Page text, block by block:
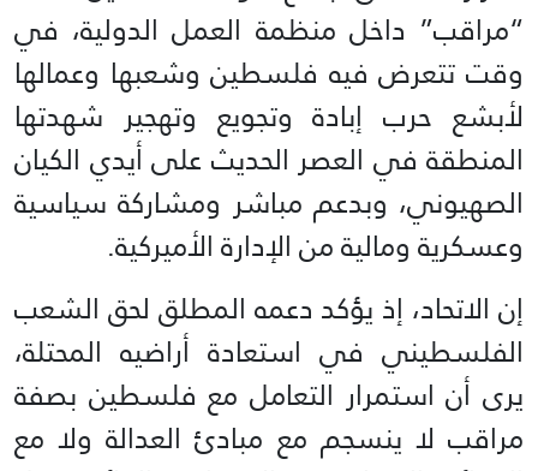
“مراقب” داخل منظمة العمل الدولية، في
وقت تتعرض فيه فلسطين وشعبها وعمالها
لأبشع حرب إبادة وتجويع وتهجير شهدتها
المنطقة في العصر الحديث على أيدي الكيان
الصهيوني، وبدعم مباشر ومشاركة سياسية
وعسكرية ومالية من الإدارة الأميركية.
إن الاتحاد، إذ يؤكد دعمه المطلق لحق الشعب
الفلسطيني في استعادة أراضيه المحتلة،
يرى أن استمرار التعامل مع فلسطين بصفة
مراقب لا ينسجم مع مبادئ العدالة ولا مع